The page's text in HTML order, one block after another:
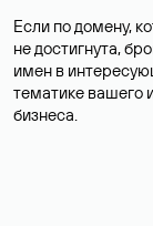
Если по домену,
не достигнута,
имен в
тематике вашего
бизнеса.